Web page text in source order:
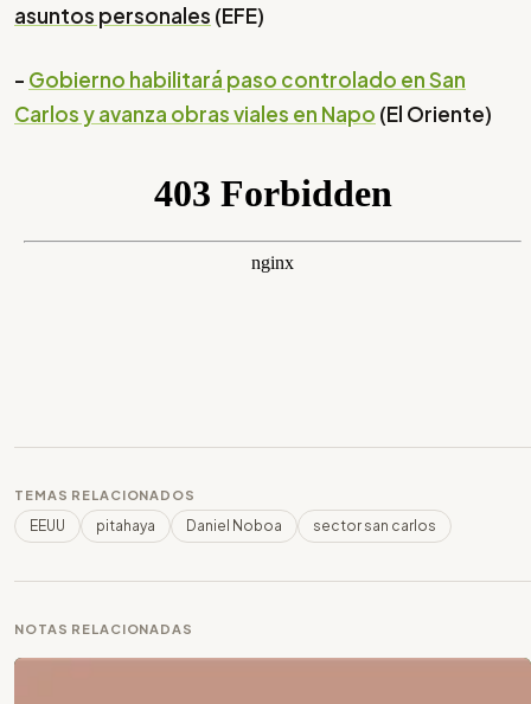
asuntos personales (EFE)
- Gobierno habilitará paso controlado en San
Carlos y avanza obras viales en Napo (El Oriente)
TEMAS RELACIONADOS
EEUU pitahaya Daniel Noboa sector san carlos
NOTAS RELACIONADAS